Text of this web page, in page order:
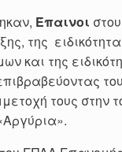
Έπαινοι
της
και της
τους στην